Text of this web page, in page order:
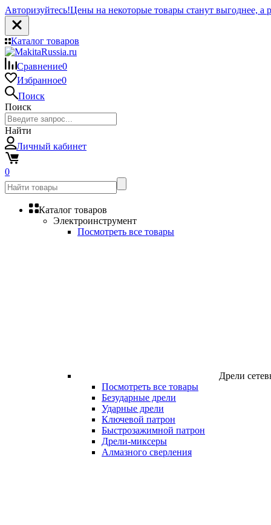
Авторизуйтесь!Цены на некоторые товары станут выгоднее, а
Каталог товаров
Сравнение0
Избранное0
Поиск
Поиск
Найти
Личный кабинет
0
Каталог товаров
Электроинструмент
Посмотреть все товары
Дрели
Посмотреть все товары
Безударные дрели
Ударные дрели
Ключевой патрон
Быстрозажимной патрон
Дрели-миксеры
Алмазного сверления